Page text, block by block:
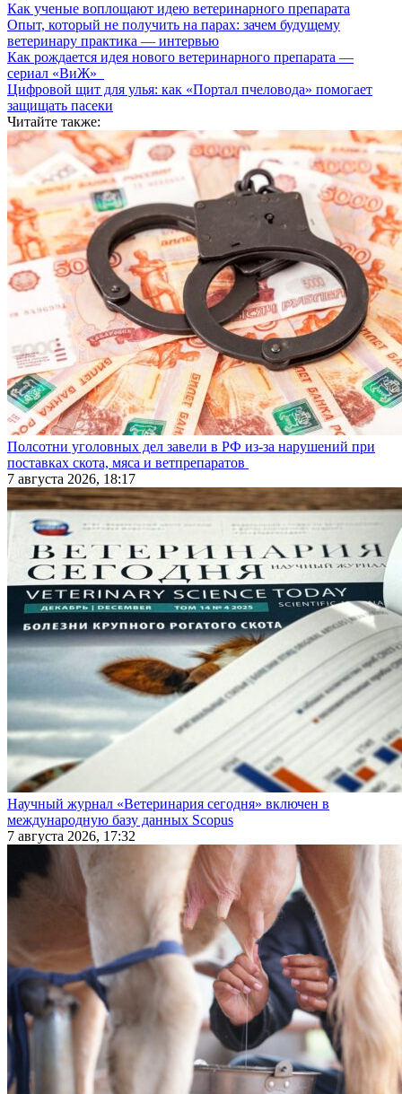
Как ученые воплощают идею ветеринарного препарата
Опыт, который не получить на парах: зачем будущему
ветеринару практика — интервью
Как рождается идея нового ветеринарного препарата —
сериал «ВиЖ»
Цифровой щит для улья: как «Портал пчеловода» помогает
защищать пасеки
Читайте также:
Полсотни уголовных дел завели в РФ из-за нарушений при
поставках скота, мяса и ветпрепаратов
7 августа 2026, 18:17
Научный журнал «Ветеринария сегодня» включен в
международную базу данных Scopus
7 августа 2026, 17:32